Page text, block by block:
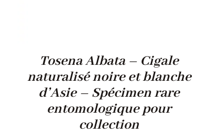
Tosena Albata – Cigale
naturalisé noire et blanche
d’Asie – Spécimen rare
entomologique pour
collection